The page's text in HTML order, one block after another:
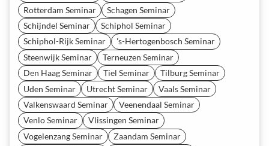
Rotterdam Seminar
Schagen Seminar
Schijndel Seminar
Schiphol Seminar
Schiphol-Rijk Seminar
's-Hertogenbosch Seminar
Steenwijk Seminar
Terneuzen Seminar
Den Haag Seminar
Tiel Seminar
Tilburg Seminar
Uden Seminar
Utrecht Seminar
Vaals Seminar
Valkenswaard Seminar
Veenendaal Seminar
Venlo Seminar
Vlissingen Seminar
Vogelenzang Seminar
Zaandam Seminar